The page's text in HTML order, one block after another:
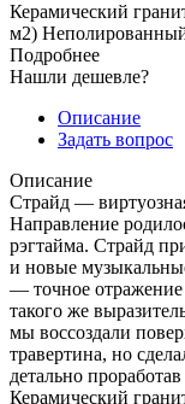
Керамический
м2)
Подробнее
Нашли дешевле?
Описание
Задать вопрос
Описание
Страйд —
Направление
рэгтайма. Страйд
и новые
— точное
такого же
мы воссоздали
травертина, но
детально
Керамический